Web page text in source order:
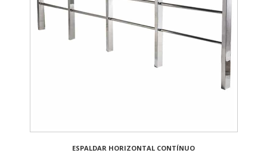
ESPALDAR HORIZONTAL CONTÍNUO